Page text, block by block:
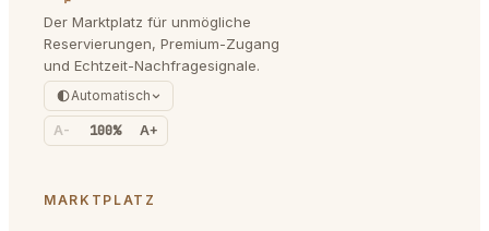
Der Marktplatz für unmögliche
Reservierungen, Premium-Zugang
und Echtzeit-Nachfragesignale.
Automatisch
A- 100% A+
MARKTPLATZ